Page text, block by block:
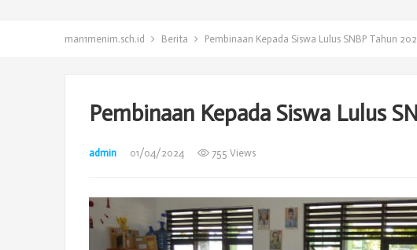
man1menim.sch.id Berita Pembinaan Kepada Siswa Lulus SNBP Tahun
Pembinaan Kepada Siswa Lulus
admin 01/04/2024 755 Views